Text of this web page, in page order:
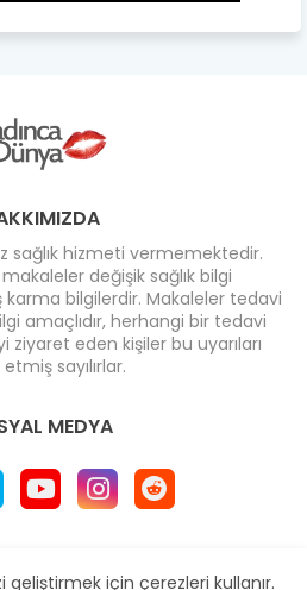
sağlık hizmeti vermemektedir.
değişik sağlık bilgi
karma bilgilerdir. Makaleler tedavi
amaçlıdır, herhangi bir tedavi
eden kişiler bu uyarıları
sayılırlar.
MEDYA
için çerezleri kullanır.